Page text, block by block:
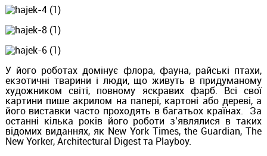
У його роботах домінує флора, фауна, райські птахи,
екзотичні тварини і люди, що живуть в придуманому
художником світі, повному яскравих фарб. Всі свої
картини пише акрилом на папері, картоні або дереві, а
його виставки часто проходять в багатьох країнах. За
останні кілька років його роботи з’являлися в таких
відомих виданнях, як New York Times, the Guardian, The
New Yorker, Architectural Digest та Playboy.